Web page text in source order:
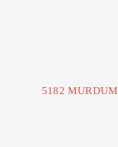
5182 MURDUM